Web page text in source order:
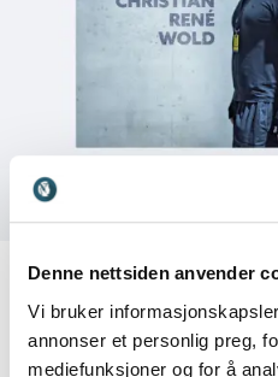
Denne nettsiden anvender
Vi bruker
annonser et personlig preg,
mediefunksjoner og for å